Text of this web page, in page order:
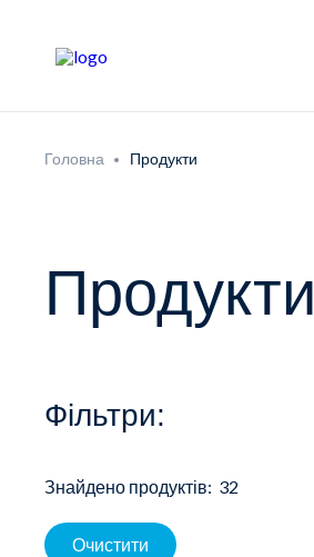
Головна Продукти
Продукти
Фільтри:
Знайдено продуктів: 32
Очистити